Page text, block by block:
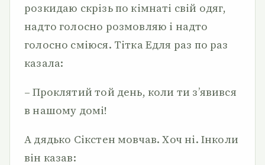
розкидаю скрізь по кімнаті свій одяг,
надто голосно розмовляю і надто
голосно сміюся. Тітка Едля раз по раз
казала:
– Проклятий той день, коли ти з’явився
в нашому домі!
А дядько Сікстен мовчав. Хоч ні. Інколи
він казав: